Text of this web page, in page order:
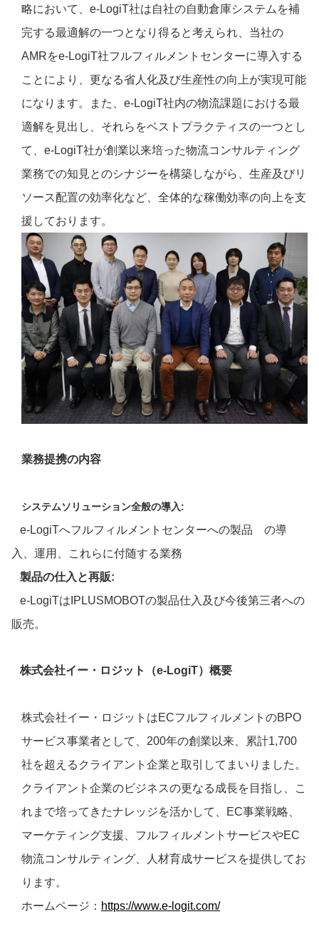
略において、e-LogiT社は自社の自動倉庫システムを補
完する最適解の一つとなり得ると考えられ、当社の
AMRをe-LogiT社フルフィルメントセンターに導入する
ことにより、更なる省人化及び生産性の向上が実現可能
になります。また、e-LogiT社内の物流課題における最
適解を見出し、それらをベストプラクティスの一つとし
て、e-LogiT社が創業以来培った物流コンサルティング
業務での知見とのシナジーを構築しながら、生産及びリ
ソース配置の効率化など、全体的な稼働効率の向上を支
援しております。
業務提携の内容
システムソリューション全般の導入:
e-LogiTへフルフィルメントセンターへの製品 の導
入、運用、これらに付随する業務
製品の仕入と再販:
e-LogiTはIPLUSMOBOTの製品仕入及び今後第三者への
販売。
株式会社イー ・ ロジット（e-LogiT）概要
株式会社イー・ロジットはECフルフィルメントのBPO
サービス事業者として、200年の創業以来、累計1,700
社を超えるクライアント企業と取引してまいりました。
クライアント企業のビジネスの更なる成長を目指し、こ
れまで培ってきたナレッジを活かして、EC事業戦略、
マーケティング支援、フルフィルメントサービスやEC
物流コンサルティング、人材育成サービスを提供してお
ります。
ホームページ： https://www.e-logit.com/